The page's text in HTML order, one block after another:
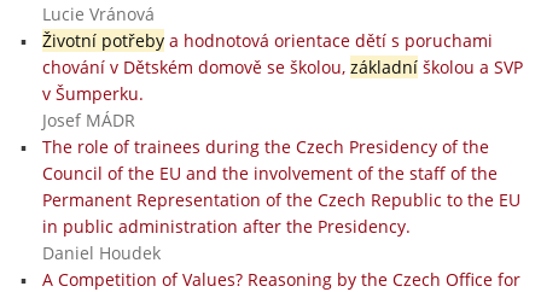
Lucie Vránová
Životní potřebya hodnotová orientace dětí s poruchami
chování v Dětském domově se školou, základníškolou a SVP
v Šumperku.
Josef MÁDR
The role of trainees during the Czech Presidency of the
Council of the EU and the involvement of the staff of the
Permanent Representation of the Czech Republic to the EU
in public administration after the Presidency.
Daniel Houdek
A Competition of Values? Reasoning by the Czech Office for